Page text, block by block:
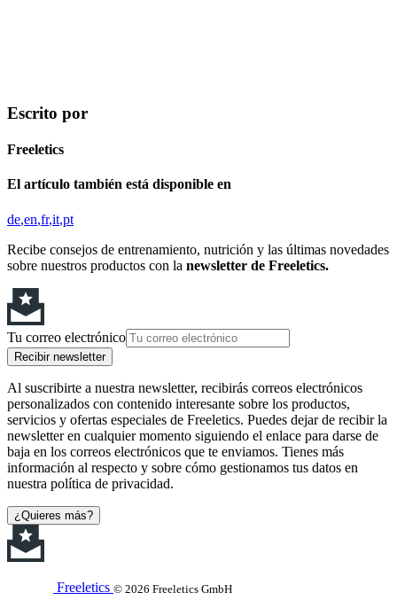
Escrito por
Freeletics
El artículo también está disponible en
de en fr it pt
Recibe consejos de entrenamiento, nutrición y las últimas novedades
sobre nuestros productos con la newsletter de Freeletics.
Tu correo electrónico
Recibir newsletter
Al suscribirte a nuestra newsletter, recibirás correos electrónicos
personalizados con contenido interesante sobre los productos,
servicios y ofertas especiales de Freeletics. Puedes dejar de recibir la
newsletter en cualquier momento siguiendo el enlace para darse de
baja en los correos electrónicos que te enviamos. Tienes más
información al respecto y sobre cómo gestionamos tus datos en
nuestra política de privacidad.
¿Quieres más?
Freeletics © 2026 Freeletics GmbH